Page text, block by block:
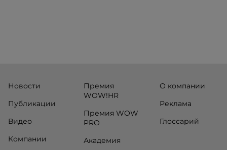
Новости
Публикации
Видео
Компании
Премия
WOW!HR
Премия WOW
PRO
Академия
О компании
Реклама
Глоссарий